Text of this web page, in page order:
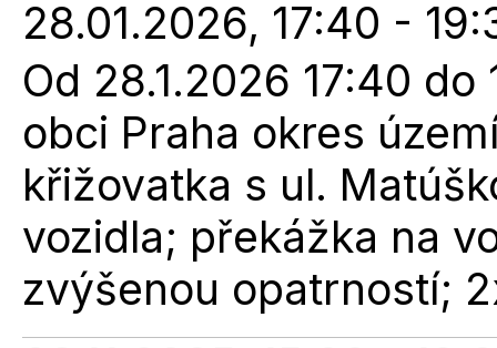
28.01.2026, 17:40 -
Od 28.1.2026 17:40
obci Praha okres
křižovatka s ul.
vozidla; překážka na
zvýšenou opatrností;